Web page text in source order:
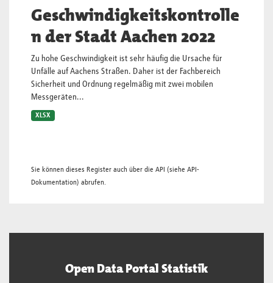
Geschwindigkeitskontrolle
n der Stadt Aachen 2022
Zu hohe Geschwindigkeit ist sehr häufig die Ursache für
Unfälle auf Aachens Straßen. Daher ist der Fachbereich
Sicherheit und Ordnung regelmäßig mit zwei mobilen
Messgeräten...
XLSX
Sie können dieses Register auch über die API (siehe API-
Dokumentation) abrufen.
Open Data Portal Statistik